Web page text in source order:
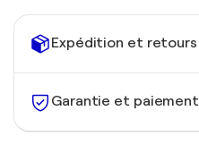
Expédition et retours
Garantie et paiement